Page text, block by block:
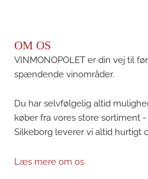
OM OS
VINMONOPOLET er din vej til
spændende vinområder.
Du har selvfølgelig altid
køber fra vores store sortiment
Silkeborg leverer vi altid hurtigt
Læs mere om os